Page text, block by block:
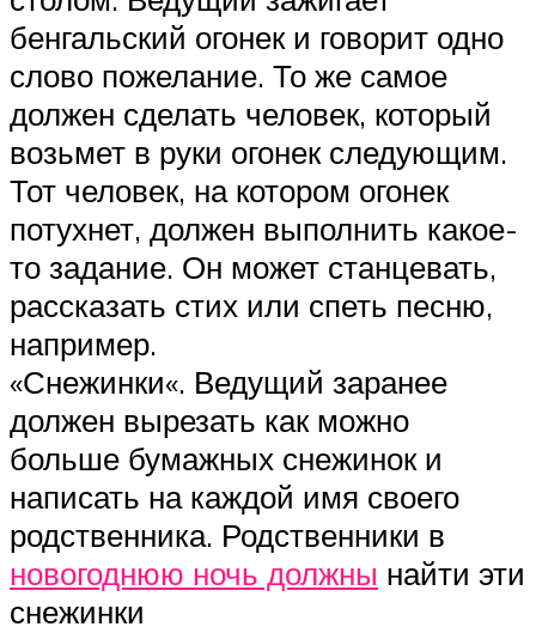
бенгальский огонек и говорит одно
слово пожелание. То же самое
должен сделать человек, который
возьмет в руки огонек следующим.
Тот человек, на котором огонек
потухнет, должен выполнить какое-
то задание. Он может станцевать,
рассказать стих или спеть песню,
например.
«Снежинки«. Ведущий заранее
должен вырезать как можно
больше бумажных снежинок и
написать на каждой имя своего
родственника. Родственники в
новогоднюю ночь должны найти эти
снежинки